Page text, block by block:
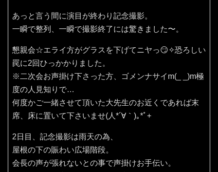
あっと言う間に演目が終わり記念撮影。
一瞬で整列、一瞬で撮影終了には驚きました〜。
懇親会☆エライ方がグラスを下げてニヤっ😏✧恐ろしい
罠に2回ひっかかりました。
※二次会お声掛け下さった方、ゴメンナサイm(_ _)m極
度の人見知りで…
何度かご一緒させて頂いた大先生のお近くであれば末
席、床に置いて下さいませ(⁠人⁠*⁠´⁠∀⁠｀⁠)⁠｡⁠*ﾟ⁠+
2日目、記念撮影は雨天の為、
屋根の下の賑わい広場階段。
会長の声が張れないとの事で声掛けお手伝い。